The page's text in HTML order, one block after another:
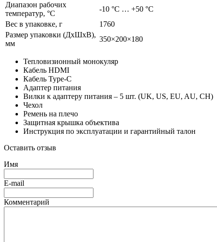
Диапазон рабочих
температур, °C
-10 °C … +50 °C
Вес в упаковке, г
1760
Размер упаковки (ДхШхВ),
мм
350×200×180
Тепловизионный монокуляр
Кабель HDMI
Кабель Type-C
Адаптер питания
Вилки к адаптеру питания – 5 шт. (UK, US, EU, AU, CH)
Чехол
Ремень на плечо
Защитная крышка объектива
Инструкция по эксплуатации и гарантийный талон
Оставить отзыв
Имя
E-mail
Комментарий